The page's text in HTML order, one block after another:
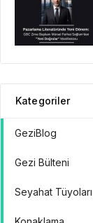
Kategoriler
GeziBlog
Gezi Bülteni
Seyahat Tüyoları